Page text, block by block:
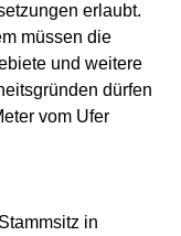
erlaubt.
müssen die
und weitere
dürfen
vom Ufer
in